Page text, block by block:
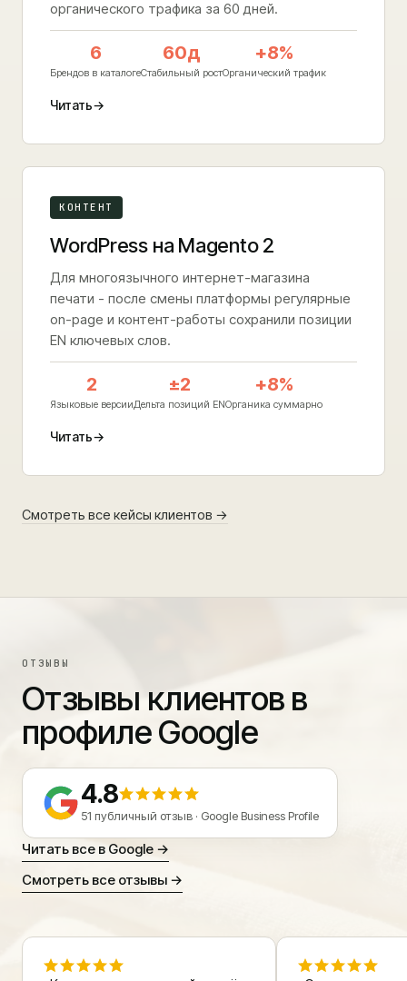
органического трафика за 60 дней.
6
Брендов в каталоге
60д
Стабильный рост
+8%
Органический трафик
Читать→
КОНТЕНТ
WordPress на Magento 2
Для многоязычного интернет-магазина
печати - после смены платформы регулярные
on-page и контент-работы сохранили позиции
EN ключевых слов.
2
Языковые версии
±2
Дельта позиций EN
+8%
Органика суммарно
Читать→
Смотреть все кейсы клиентов →
ОТЗЫВЫ
Отзывы клиентов в
профиле Google
4.8
51 публичный отзыв · Google Business Profile
Читать все в Google →
Смотреть все отзывы →